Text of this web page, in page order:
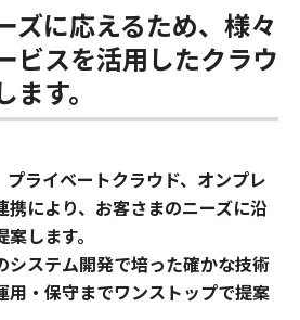
ズに応えるため、様々
ビスを活用したクラウ
す。
プライベートクラウド、オンプレ
携により、お客さまのニーズに沿
します。
システム開発で培った確かな技術
用・保守までワンストップで提案